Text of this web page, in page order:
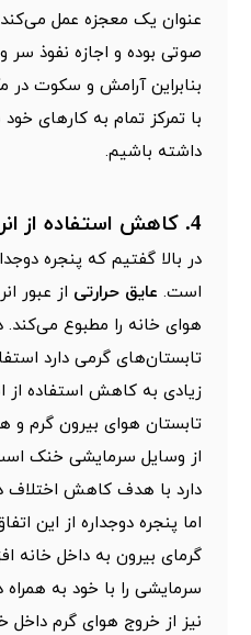
عنوان یک معجزه عمل می‌کند.
صوتی بوده و اجازه نفوذ سر
بنابراین آرامش و سکوت در
با تمرکز تمام به کارهای
داشته باشیم.
4. کاهش استفاده از انرژی
در بالا گفتیم که پنجره
است. عایق حرارتی از عبور
هوای خانه را مطبوع می‌کند.
تابستان‌های گرمی دارد
زیادی به کاهش استفاده از
تابستان هوای بیرون گرم و
از وسایل سرمایشی خنک
دارد با هدف کاهش اختلاف
اما پنجره دوجداره از این
گرمای بیرون به داخل خانه
سرمایشی را با خود به
نیز از خروج هوای گرم داخل